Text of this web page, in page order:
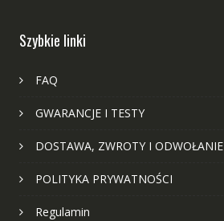
Szybkie linki
FAQ
GWARANCJE I TESTY
DOSTAWA, ZWROTY I ODWOŁANIE
POLITYKA PRYWATNOŚCI
Regulamin